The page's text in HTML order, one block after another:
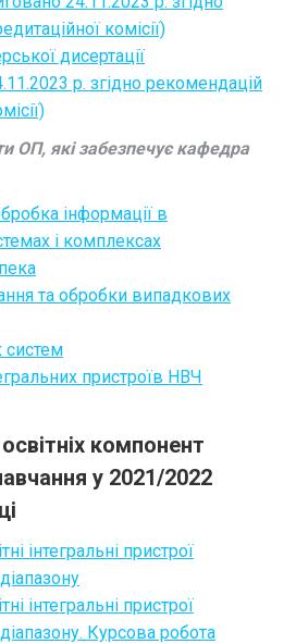
комісії)
дисертації
р. згідно рекомендацій
ОП, які забезпечує кафедра
інформації в
і комплексах
та обробки випадкових
систем
пристроїв НВЧ
компонент
у 2021/2022
інтегральні пристрої
інтегральні пристрої
Курсова робота